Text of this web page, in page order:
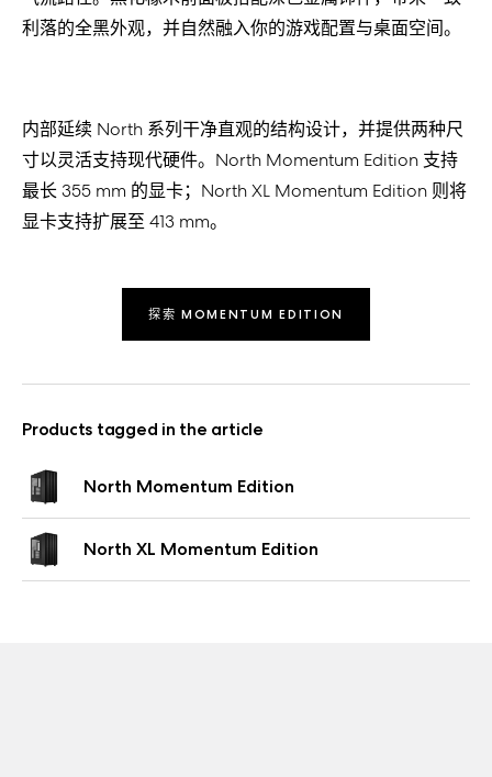
利落的全黑外观，并自然融入你的游戏配置与桌面空间。
内部延续 North 系列干净直观的结构设计，并提供两种尺
寸以灵活支持现代硬件。North Momentum Edition 支持
最长355 mm 的显卡；North XL Momentum Edition 则将
显卡支持扩展至 413 mm。
探索 MOMENTUM EDITION
Products tagged in the article
North Momentum Edition
North XL Momentum Edition